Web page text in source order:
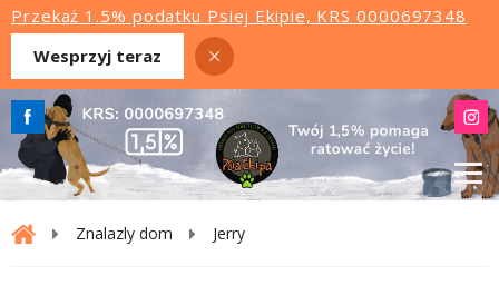
Przekaż 1.5% podatku Psiej Ekipie, KRS 0000697348
Wesprzyj teraz
Znalazly dom Jerry